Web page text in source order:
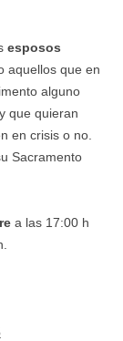
esposos
aquellos que en
alguno
que quieran
en crisis o no.
Sacramento
a las 17:00 h